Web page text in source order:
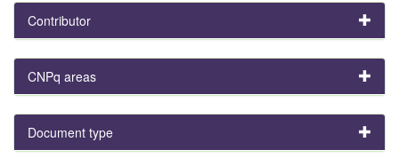
Contributor
CNPq areas
Document type